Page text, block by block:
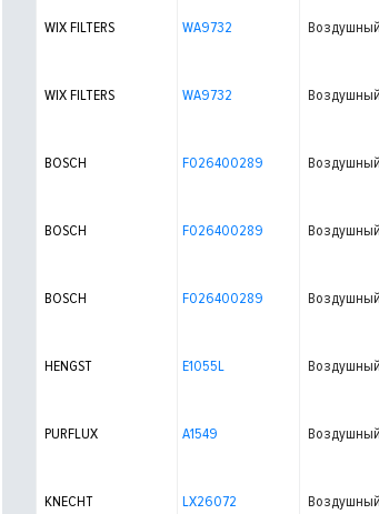
WIX FILTERS WA9732
WIX FILTERS WA9732
BOSCH F026400289
BOSCH F026400289
BOSCH F026400289
HENGST E1055L
PURFLUX A1549
KNECHT LX26072